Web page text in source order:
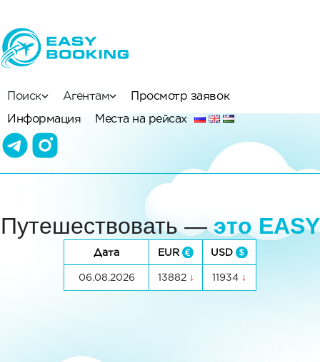
Поиск Агентам
Просмотр заявок
Информация
Места на рейсах
Путешествовать —это EASY
Дата EUR USD
06.08.2026 13882 11934